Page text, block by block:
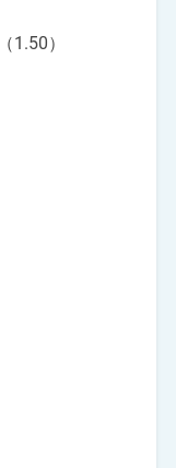
）